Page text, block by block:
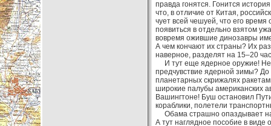
правда гонятся. Гонится
что, в отличие от Китая,
чует всей чешуей, что его
появиться в отдельно взятом
вовремя ожившие динозавры
А чем кончают их страны? Их
наверное, разделят на 15–20
И тут еще ядерное оружие!
предчувствие ядерной зимы?
планетарных скрижалях
широкие палубы американских
Вашингтоне! Буш остановил
кораблики, полетели
Обама страшно опаздывает на
А тут наглядное пособие в